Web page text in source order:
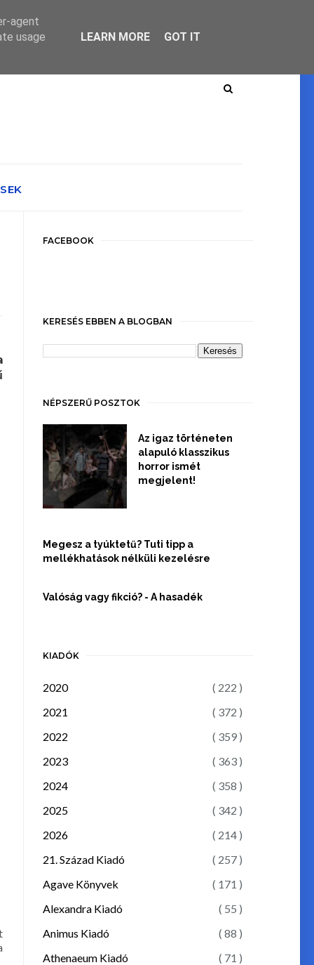
FACEBOOK
KERESÉS EBBEN A BLOGBAN
NÉPSZERŰ POSZTOK
Az igaz történeten
alapuló klasszikus
horror ismét
megjelent!
Megesz a tyúktetű? Tuti tipp a
mellékhatások nélküli kezelésre
Valóság vagy fikció? - A hasadék
KIADÓK
2020
( 222 )
2021
( 372 )
2022
( 359 )
2023
( 363 )
2024
( 358 )
2025
( 342 )
2026
( 214 )
21. Század Kiadó
( 257 )
Agave Könyvek
( 171 )
Alexandra Kiadó
( 55 )
Animus Kiadó
( 88 )
Athenaeum Kiadó
( 71 )
agent
usage
LEARN MORE GOT IT